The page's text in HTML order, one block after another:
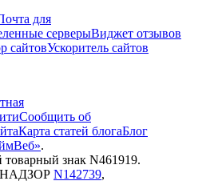
для
серверыВиджет отзывов
сайтовУскоритель сайтов
Сообщить об
Карта статей блогаБлог
.
товарный знак N461919.
N142739,